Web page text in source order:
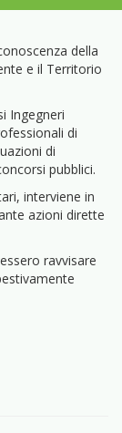
della
e il Territorio
Ingegneri
di
di
pubblici.
interviene in
azioni dirette
ravvisare